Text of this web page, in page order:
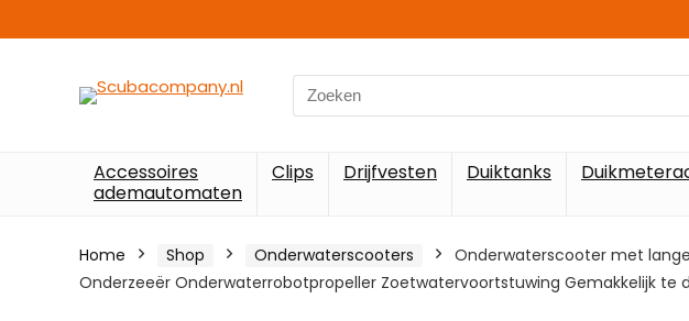
Search
for:
Accessoires
ademautomaten
Clips Drijfvesten Duiktanks
Home Shop Onderwaterscooters
Onderwaterscooter met
Onderzeeër Onderwaterrobotpropeller Zoetwatervoortstuwing Gemakkelijk te